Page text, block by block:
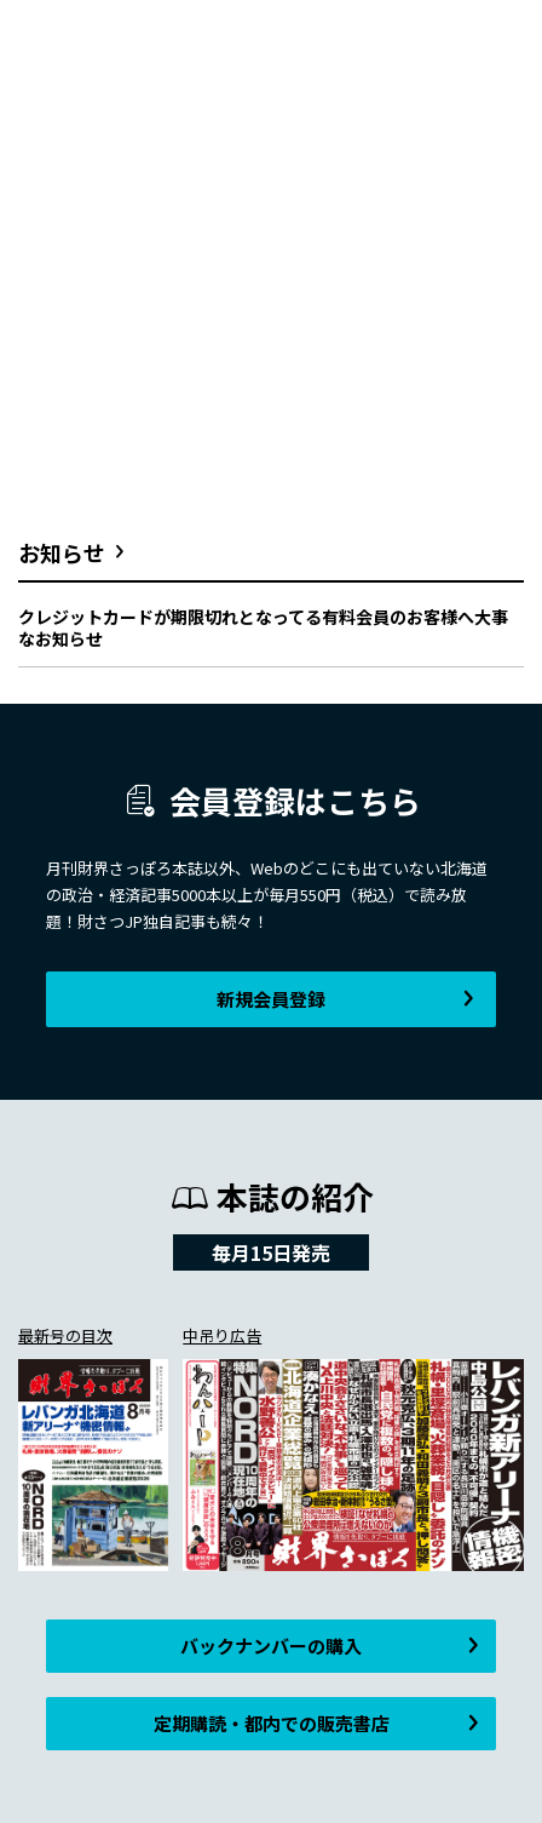
お知らせ
クレジットカードが期限切れとなってる有料会員のお客様へ大事
なお知らせ
会員登録はこちら
月刊財界さっぽろ本誌以外、Webのどこにも出ていない北海道
の政治・経済記事5000本以上が毎月550円（税込）で読み放
題！財さつJP独自記事も続々！
新規会員登録
本誌の紹介
毎月15日発売
最新号の目次 中吊り広告
バックナンバーの購入
定期購読・都内での販売書店